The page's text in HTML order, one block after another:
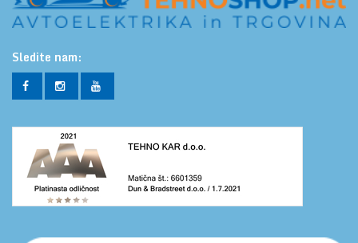
Sledite nam: